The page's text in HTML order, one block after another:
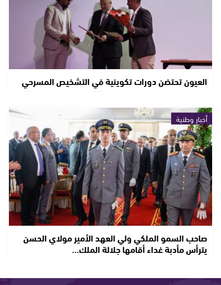
العيون تحتضن دورات تكوينية في التشخيص المسرحي
أخبار وطنية
صاحب السمو الملكي ولي العهد الأمير مولاي الحسن
يترأس مأدبة غداء أقامها جلالة الملك…